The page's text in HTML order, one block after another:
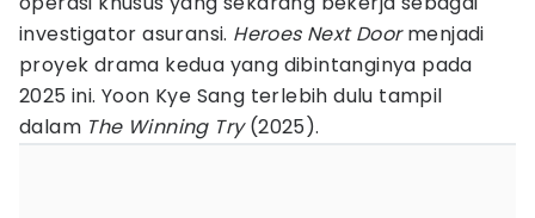
investigator asuransi. Heroes Next Doormenjadi
proyek drama kedua yang dibintanginya pada
2025 ini. Yoon Kye Sang terlebih dulu tampil
dalam The Winning Try(2025).